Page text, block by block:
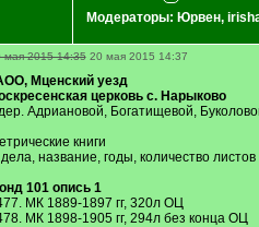
Модераторы: Юрвен,
мая 2015 14:35 20 мая 2015 14:37
Мценский уезд
церковь с. Нарыково
Адриановой, Богатищевой,
книги
дела, название, годы, количество листов
101 опись 1
МК 1889-1897 гг, 320л ОЦ
МК 1898-1905 гг, 294л без конца ОЦ